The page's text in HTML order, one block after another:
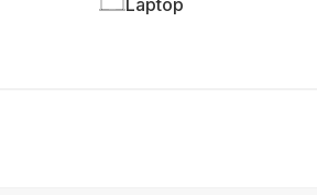
Laptop